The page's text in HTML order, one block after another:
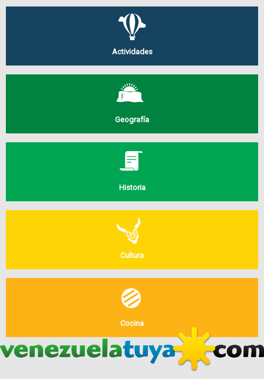
Actividades
Geografía
Historia
Cultura
Cocina